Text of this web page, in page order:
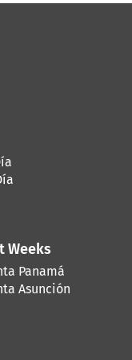
Weeks
Panamá
Asunción